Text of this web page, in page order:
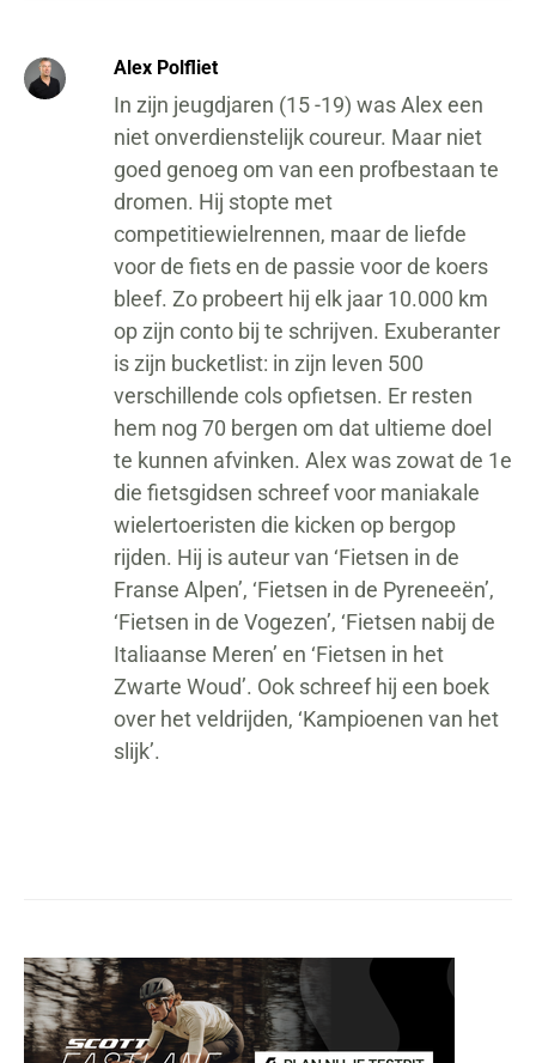
Alex Polfliet
In zijn jeugdjaren (15 -19) was Alex een
niet onverdienstelijk coureur. Maar niet
goed genoeg om van een profbestaan te
dromen. Hij stopte met
competitiewielrennen, maar de liefde
voor de fiets en de passie voor de koers
bleef. Zo probeert hij elk jaar 10.000 km
op zijn conto bij te schrijven. Exuberanter
is zijn bucketlist: in zijn leven 500
verschillende cols opfietsen. Er resten
hem nog 70 bergen om dat ultieme doel
te kunnen afvinken. Alex was zowat de 1e
die fietsgidsen schreef voor maniakale
wielertoeristen die kicken op bergop
rijden. Hij is auteur van ‘Fietsen in de
Franse Alpen’, ‘Fietsen in de Pyreneeën’,
‘Fietsen in de Vogezen’, ‘Fietsen nabij de
Italiaanse Meren’ en ‘Fietsen in het
Zwarte Woud’. Ook schreef hij een boek
over het veldrijden, ‘Kampioenen van het
slijk’.